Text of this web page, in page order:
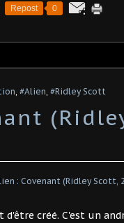
Repost 0
#Alien #Ridley Scott
d'être créé. C'est un